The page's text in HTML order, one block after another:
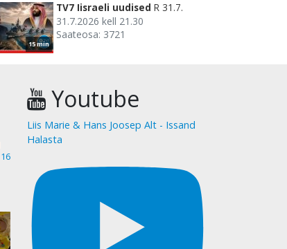
15 min
TV7 Iisraeli uudised R 31.7.
31.7.2026 kell 21.30
Saateosa: 3721
16
Youtube
Liis Marie & Hans Joosep Alt - Issand
Halasta